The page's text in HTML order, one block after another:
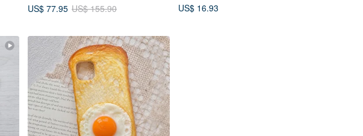
US$ 77.95 US$ 155.90
US$ 16.93